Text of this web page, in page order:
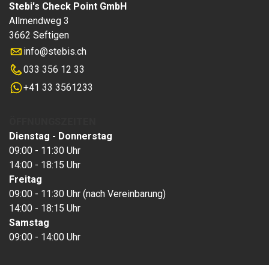
Stebi's Check Point GmbH
Allmendweg 3
3662 Seftigen
info@stebis.ch
033 356 12 33
+41 33 3561233
Dienstag - Donnerstag
09:00 - 11:30 Uhr
14:00 - 18:15 Uhr
Freitag
09:00 - 11:30 Uhr (nach Vereinbarung)
14:00 - 18:15 Uhr
Samstag
09:00 - 14:00 Uhr